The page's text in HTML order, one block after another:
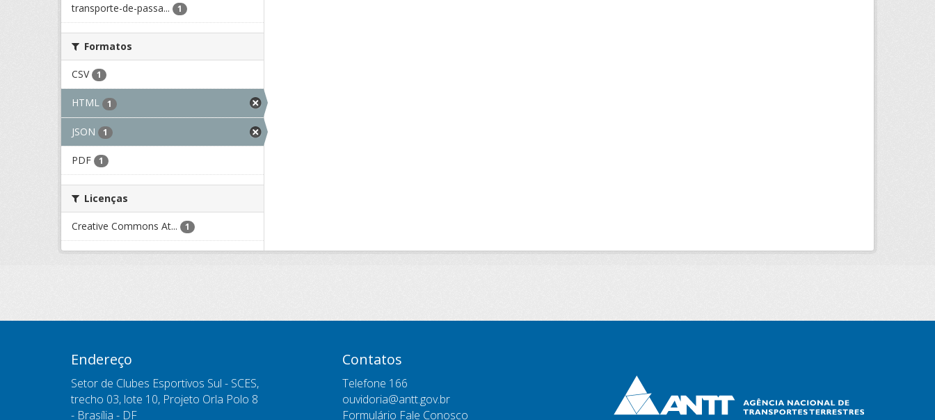
transporte-de-passa... 1
Formatos
CSV 1
HTML 1
JSON 1
PDF 1
Licenças
Creative Commons At... 1
Endereço
Setor de Clubes Esportivos Sul - SCES,
trecho 03, lote 10, Projeto Orla Polo 8
- Brasília - DF
Contatos
Telefone 166
ouvidoria@antt.gov.br
Formulário Fale Conosco